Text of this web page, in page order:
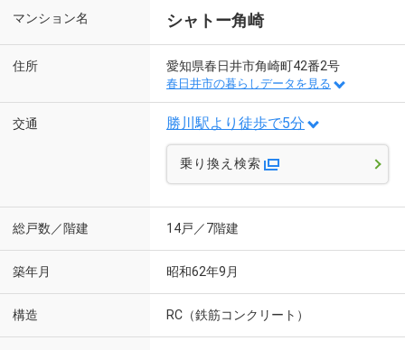
マンション名 シャトー角崎
住所 愛知県春日井市角崎町42番2号
春日井市の暮らしデータを見る
交通 勝川駅より徒歩で5分
乗り換え検索
総戸数／階建 14戸／7階建
築年月 昭和62年9月
構造 RC（鉄筋コンクリート）